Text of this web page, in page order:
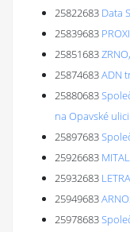
25822683 Data
25839683
25851683
25874683ADN
25880683
na Opavské ulici
25897683
25926683
25932683
25949683
25978683